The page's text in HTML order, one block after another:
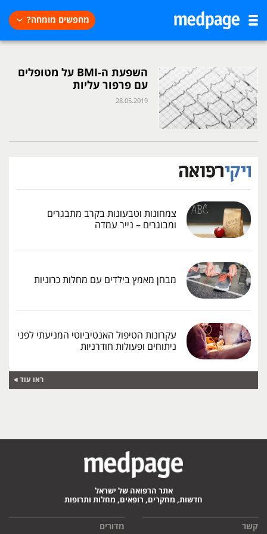
מחפשים מומחה?
השפעת ה-BMI על מטופלים
עם פרפור עליות
28.05.2019
צמחונות וטבעונות בקרב מתבגרים
ומבוגרים – נייר עמדה
מבחן מאמץ בילדים עם מחלות כרוניות
עקרונות הטיפול האנטיביוטי המניעתי לפני
ניתוחים ופעולות חודרניות
ראו עוד
אתר הרפואה של ישראל
חדשות, מחקרים, רופאים, מחלות ותרופות
קשר מדורים